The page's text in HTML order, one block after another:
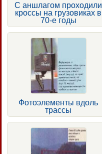
С аншлагом проходили
кроссы на грузовиках в
70-е годы
Фотоэлементы вдоль
трассы